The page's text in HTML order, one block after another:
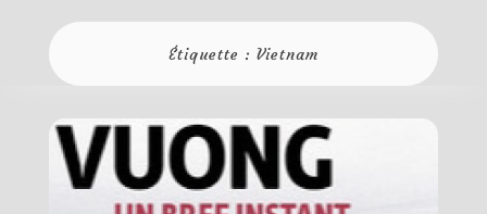
Étiquette : Vietnam